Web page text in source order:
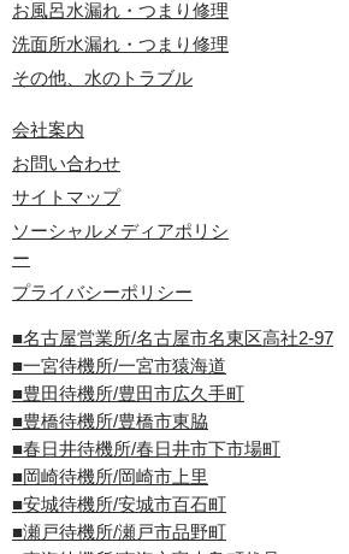
お風呂水漏れ・つまり修理
洗面所水漏れ・つまり修理
その他、水のトラブル
会社案内
お問い合わせ
サイトマップ
ソーシャルメディアポリシ
ー
プライバシーポリシー
■名古屋営業所/名古屋市名東区高社2-97
■一宮待機所/一宮市猿海道
■豊田待機所/豊田市広久手町
■豊橋待機所/豊橋市東脇
■春日井待機所/春日井市下市場町
■岡崎待機所/岡崎市上里
■安城待機所/安城市百石町
■瀬戸待機所/瀬戸市品野町